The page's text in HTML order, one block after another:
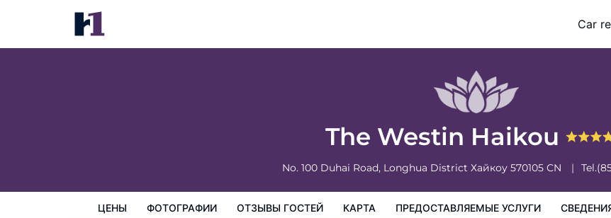
Car
The Westin Haikou
No. 100 Duhai Road, Longhua District Хайкоу 570105 CN Tel.
ЦЕНЫ ФОТОГРАФИИ ОТЗЫВЫ ГОСТЕЙ КАРТА ПРЕДОСТАВЛЯЕМЫЕ УСЛУГИ
The Westin Haikou
цены Порядок